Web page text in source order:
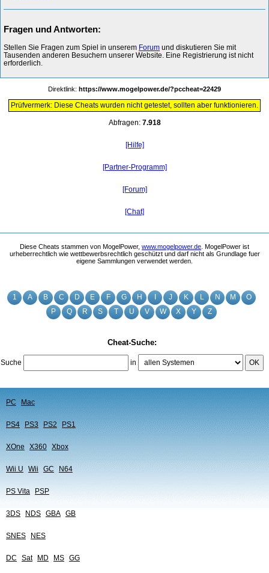
1 A B C D E F G H J K L N M
O
P
Q R S T U V W X Y Z
Cheat-Suche:
Suche in OK
PC Mac
PS4 PS3 PS2 PS1
XOne X360 Xbox
Wii U Wii GC N64
PS Vita PSP
3DS NDS GBA GB
SNES NES
DC Sat MD MS GG
Fragen und Antworten:
Stellen Sie Fragen zum Spiel in unserem Forum und diskutieren Sie mit
Tausenden anderen Besuchern unserer Website. Eine Registrierung ist nicht
erforderlich.
Direktlink: https://www.mogelpower.de/?pccheat=22429
Prüfvermerk: Diese Cheats wurden nicht getestet, sollten aber funktionieren.
Abfragen: 7.918
[Hilfe]
[Partner-Programm]
[Forum]
[Chat]
Diese Cheats stammen von MogelPower, www.mogelpower.de . MogelPower ist
urheberrechtlich wie wettbewerbsrechtlich geschützt und darf nicht als Grundlage fuer
eigene Sammlungen verwendet werden.